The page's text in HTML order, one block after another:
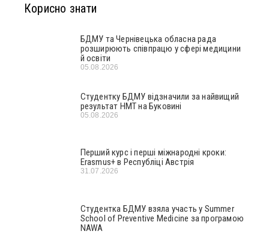
Корисно знати
БДМУ та Чернівецька обласна рада
розширюють співпрацю у сфері медицини
й освіти
05.08.2026
Студентку БДМУ відзначили за найвищий
результат НМТ на Буковині
05.08.2026
Перший курс і перші міжнародні кроки:
Erasmus+ в Республіці Австрія
31.07.2026
Студентка БДМУ взяла участь у Summer
School of Preventive Medicine за програмою
NAWA